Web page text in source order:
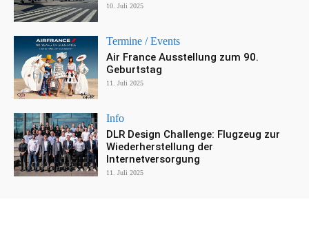
10. Juli 2025
Termine / Events
Air France Ausstellung zum 90.
Geburtstag
11. Juli 2025
Info
DLR Design Challenge: Flugzeug zur
Wiederherstellung der
Internetversorgung
11. Juli 2025